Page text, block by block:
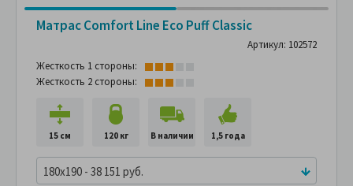
Матрас Comfort Line Eco Puff Classic
Артикул: 102572
Жесткость 1 стороны:
Жесткость 2 стороны:
15 см 120 кг В наличии 1,5 года
180x190 - 38 151 руб.